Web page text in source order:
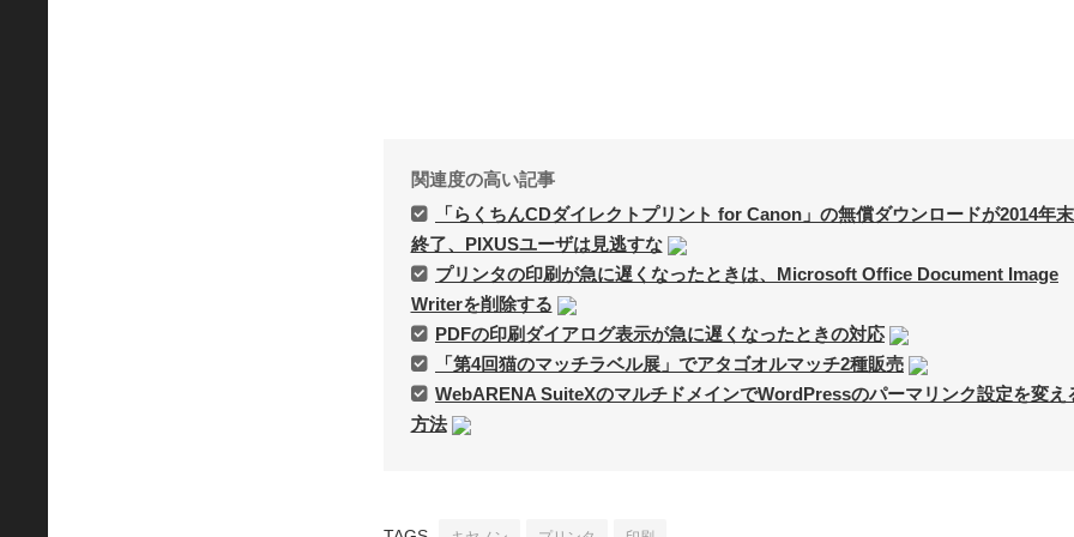
関連度の高い記事
「らくちんCDダイレクトプリント for Canon」の無償ダウンロードが2014年
終了、PIXUSユーザは見逃すな
プリンタの印刷が急に遅くなったときは、Microsoft Office Document Image
Writerを削除する
PDFの印刷ダイアログ表示が急に遅くなったときの対応
「第4回猫のマッチラベル展」でアタゴオルマッチ2種販売
WebARENA SuiteXのマルチドメインでWordPressのパーマリンク設定を変え
方法